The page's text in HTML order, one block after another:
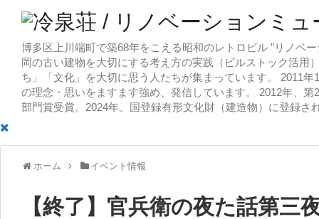
博多区上川端町で築68年をこえる昭和のレトロビル ”リノベ
岡の古い建物を大切にする考え方の実践（ビルストック活用
ち」「文化」を大切に思う人たちが集まっています。 2011
の理念・思いをますます強め、発信しています。 2012年、
部門賞受賞。2024年、国登録有形文化財（建造物）に登録さ
ホーム イベント情報
【終了】官兵衛の夜た話第三